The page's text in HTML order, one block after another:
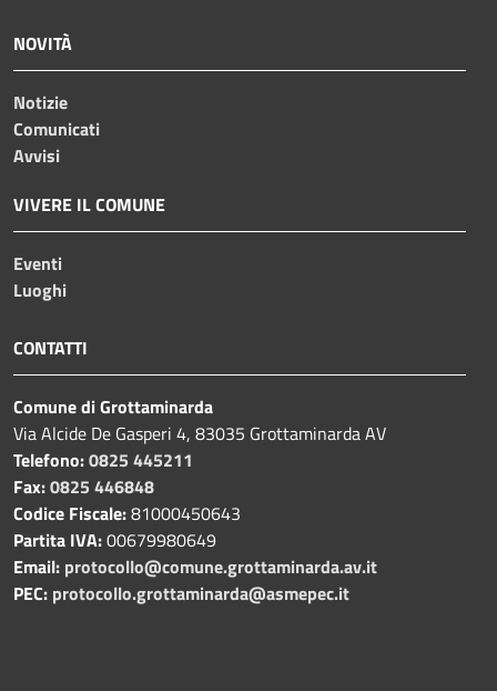
NOVITÀ
Notizie
Comunicati
Avvisi
VIVERE IL COMUNE
Eventi
Luoghi
CONTATTI
Comune di Grottaminarda
Via Alcide De Gasperi 4, 83035 Grottaminarda AV
Telefono:0825 445211
Fax:0825 446848
Codice Fiscale:81000450643
Partita IVA:00679980649
Email: protocollo@comune.grottaminarda.av.it
PEC: protocollo.grottaminarda@asmepec.it